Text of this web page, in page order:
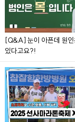
[Q&A] 눈이 아픈데 원인
있다고요?!